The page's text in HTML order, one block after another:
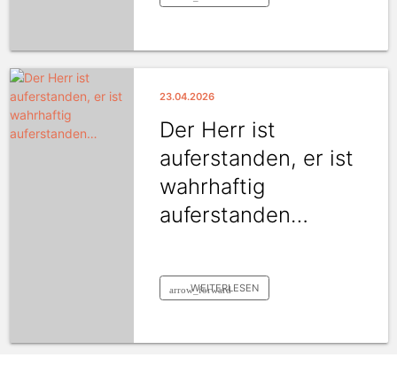
23.04.2026
Der Herr ist
auferstanden, er ist
wahrhaftig
auferstanden…
arrow_forward
WEITERLESEN